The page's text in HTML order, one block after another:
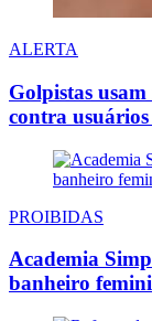
ALERTA
Golpistas
contra
PROIBIDAS
Academia
banheiro